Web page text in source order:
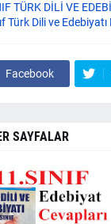
TÜRK DİLİ VE
Türk Dili ve
Facebook
SAYFALAR